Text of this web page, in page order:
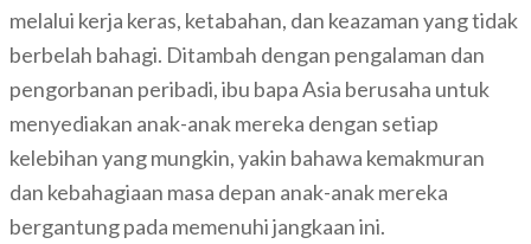
melalui kerja keras, ketabahan, dan keazaman yang tidak
berbelah bahagi. Ditambah dengan pengalaman dan
pengorbanan peribadi, ibu bapa Asia berusaha untuk
menyediakan anak-anak mereka dengan setiap
kelebihan yang mungkin, yakin bahawa kemakmuran
dan kebahagiaan masa depan anak-anak mereka
bergantung pada memenuhi jangkaan ini.